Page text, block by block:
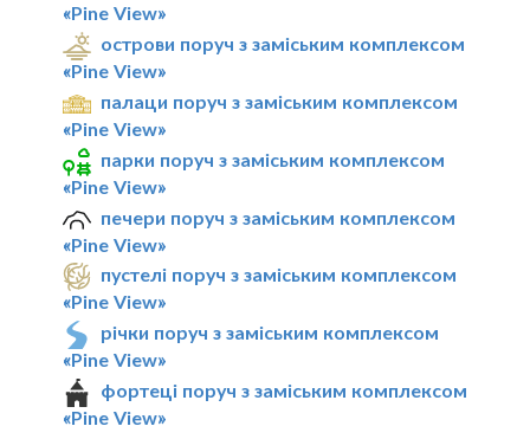
«Pine View»
острови поруч з заміським комплексом
«Pine View»
палаци поруч з заміським комплексом
«Pine View»
парки поруч з заміським комплексом
«Pine View»
печери поруч з заміським комплексом
«Pine View»
пустелі поруч з заміським комплексом
«Pine View»
річки поруч з заміським комплексом
«Pine View»
фортеці поруч з заміським комплексом
«Pine View»